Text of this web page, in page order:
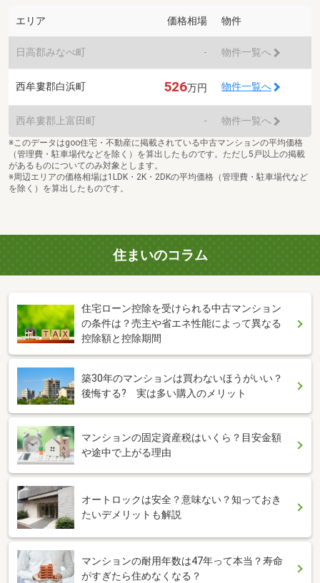
エリア 価格相場 物件
日高郡みなべ町 - 物件一覧へ
西牟婁郡白浜町 526万円 物件一覧へ
西牟婁郡上富田町 - 物件一覧へ
※このデータはgoo住宅・不動産に掲載されている中古マンションの平均価格
（管理費・駐車場代などを除く）を算出したものです。ただし5戸以上の掲載
があるものについてのみ対象とします。
※周辺エリアの価格相場は1LDK・2K・2DKの平均価格（管理費・駐車場代など
を除く）を算出したものです。
住まいのコラム
住宅ローン控除を受けられる中古マンション
の条件は？売主や省エネ性能によって異なる
控除額と控除期間
築30年のマンションは買わないほうがいい？
後悔する? 実は多い購入のメリット
マンションの固定資産税はいくら？目安金額
や途中で上がる理由
オートロックは安全？意味ない？知っておき
たいデメリットも解説
マンションの耐用年数は47年って本当？寿命
がすぎたら住めなくなる？